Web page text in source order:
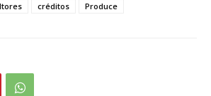
créditos Produce